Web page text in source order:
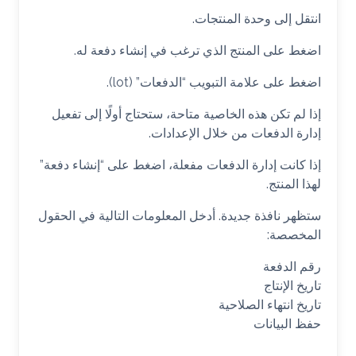
انتقل إلى وحدة المنتجات.
اضغط على المنتج الذي ترغب في إنشاء دفعة له.
اضغط على علامة التبويب “الدفعات” (lot).
إذا لم تكن هذه الخاصية متاحة، ستحتاج أولًا إلى تفعيل
إدارة الدفعات من خلال الإعدادات.
إذا كانت إدارة الدفعات مفعلة، اضغط على “إنشاء دفعة”
لهذا المنتج.
ستظهر نافذة جديدة. أدخل المعلومات التالية في الحقول
المخصصة:
رقم الدفعة
تاريخ الإنتاج
تاريخ انتهاء الصلاحية
حفظ البيانات